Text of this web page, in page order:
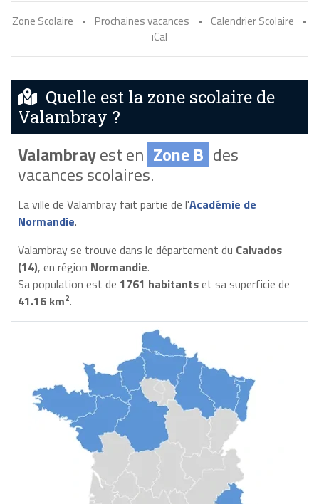
Zone Scolaire • Prochaines vacances • Calendrier Scolaire
•
iCal
Quelle est la zone scolaire de
Valambray ?
Valambrayest en Zone B des
vacances scolaires.
La ville de Valambray fait partie de l'Académie de
Normandie.
Valambray se trouve dans le département du Calvados
(14), en région Normandie.
Sa population est de 1761 habitantset sa superficie de
41.16 km2.